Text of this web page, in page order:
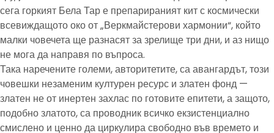
сега горкият Бела Тар е препарираният кит с космически
всевиждащото око от „Веркмайстерови хармонии“, който
малки човечета ще разнасят за зрелище три дни, и аз нищо
не мога да направя по въпроса.
Така наречените големи, авторитетите, са авангардът, този
човешки незаменим културен ресурс и златен фонд —
златен не от инертен захлас по готовите епитети, а защото,
подобно златото, са проводник всичко екзистенциално
смислено и ценно да циркулира свободно във времето и